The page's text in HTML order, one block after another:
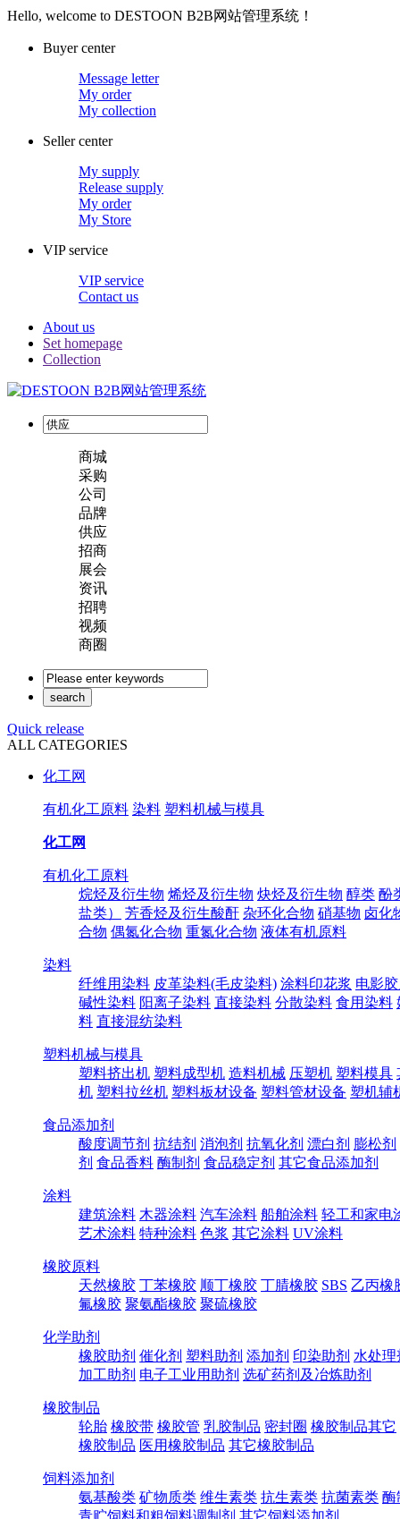
Hello, welcome to DESTOON B2B网站管理系统！
Buyer center
Message letter
My order
My collection
Seller center
My supply
Release supply
My order
My Store
VIP service
VIP service
Contact us
About us
Set homepage
Collection
商城
采购
公司
品牌
供应
招商
展会
资讯
招聘
视频
商圈
Quick release
ALL CATEGORIES
化工网
有机化工原料 染料 塑料机械与模具
化工网
有机化工原料
烷烃及衍生物 烯烃及衍生物 炔烃及衍生物 醇类 酚
盐类）
芳香烃及衍生酸酐 杂环化合物 硝基物 卤化
合物 偶氮化合物 重氮化合物 液体有机原料
染料
纤维用染料 皮革染料(毛皮染料) 涂料印花浆 电影
碱性染料 阳离子染料 直接染料 分散染料 食用染料
料 直接混纺染料
塑料机械与模具
塑料挤出机 塑料成型机 造料机械 压塑机 塑料模具
机 塑料拉丝机 塑料板材设备 塑料管材设备 塑机辅
食品添加剂
酸度调节剂 抗结剂 消泡剂 抗氧化剂 漂白剂 膨松剂
剂 食品香料 酶制剂 食品稳定剂 其它食品添加剂
涂料
建筑涂料 木器涂料 汽车涂料 船舶涂料 轻工和家电
艺术涂料 特种涂料 色浆 其它涂料 UV涂料
橡胶原料
天然橡胶 丁苯橡胶 顺丁橡胶 丁腈橡胶 SBS 乙丙橡
氟橡胶 聚氨酯橡胶 聚硫橡胶
化学助剂
橡胶助剂 催化剂 塑料助剂 添加剂 印染助剂 水处理
加工助剂 电子工业用助剂 选矿药剂及冶炼助剂
橡胶制品
轮胎 橡胶带 橡胶管 乳胶制品 密封圈 橡胶制品其它
橡胶制品 医用橡胶制品 其它橡胶制品
饲料添加剂
氨基酸类 矿物质类 维生素类 抗生素类 抗菌素类 酶
青贮饲料和粗饲料调制剂 其它饲料添加剂